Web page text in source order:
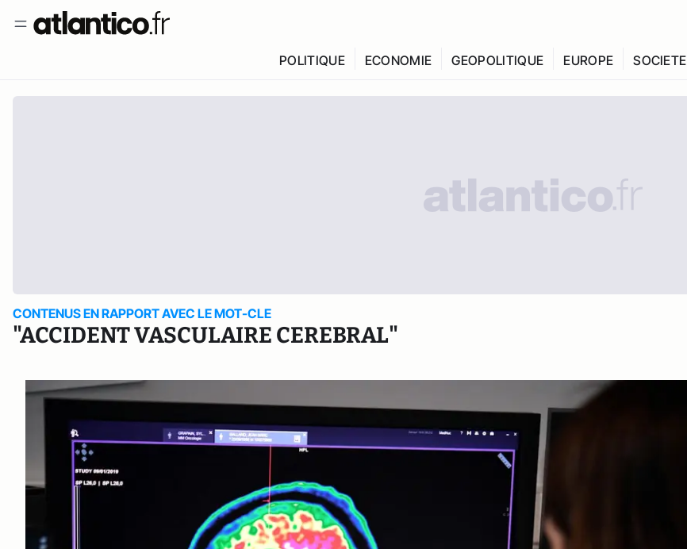
POLITIQUE ECONOMIE GEOPOLITIQUE EUROPE SOCIETE
CONTENUS EN RAPPORT AVEC LE MOT-CLE
"ACCIDENT VASCULAIRE CEREBRAL"